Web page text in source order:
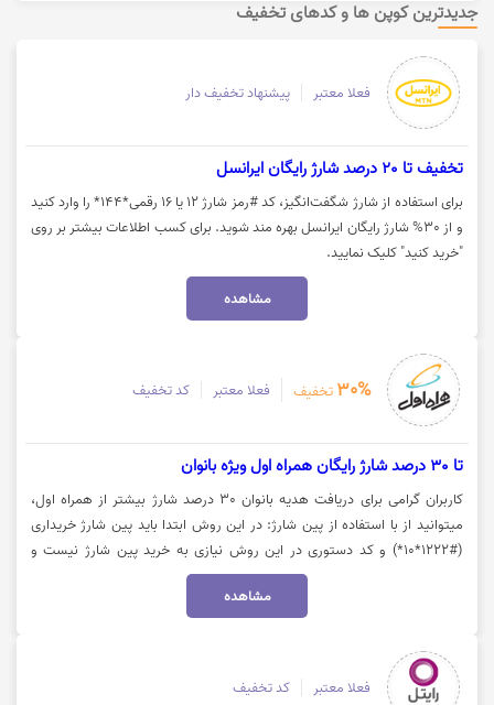
جدیدترین کوپن ها و کدهای تخفیف
فعلا معتبر پیشنهاد تخفیف دار
تخفیف تا 20 درصد شارژ رایگان ایرانسل
برای استفاده از شارژ شگفت‌انگیز، کد #رمز شارژ ۱۲ یا ۱۶ رقمی*۱۴۴* را وارد کنید
و از 30% شارژ رایگان ایرانسل بهره مند شوید. برای کسب اطلاعات بیشتر بر روی
"خرید کنید" کلیک نمایید.
مشاهده
30% تخفیف فعلا معتبر کد تخفیف
تا 30 درصد شارژ رایگان همراه اول ویژه بانوان
کاربران گرامی برای دریافت هدیه بانوان 30 درصد شارژ بیشتر از همراه اول،
میتوانید از با استفاده از پین شارژ: در این روش ابتدا باید پین شارژ خریداری
(#1222*10*) و کد دستوری در این روش نیازی به خرید پین شارژ نیست و
مستقیما با شماره گیری #14*1* و پرداخت با استفاده از کارت بانکی اقدام به
افزایش اعتبار و دریافت هدیه شارژ بانوان نمود. جهت اطلاعات بیشتر روی گزینه
مشاهده
فعلا معتبر کد تخفیف